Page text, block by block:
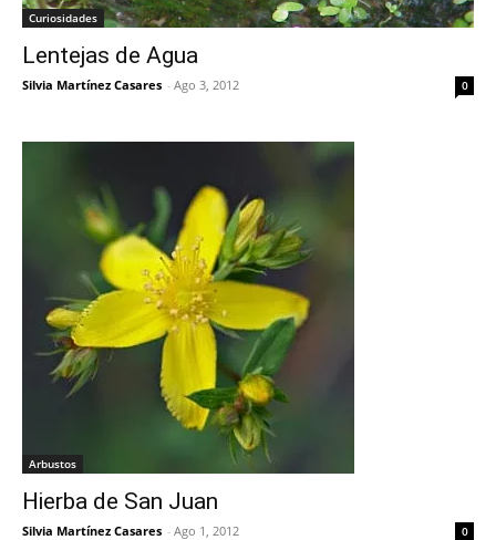
Curiosidades
Lentejas de Agua
Silvia Martínez Casares - Ago 3, 2012 0
Arbustos
Hierba de San Juan
Silvia Martínez Casares - Ago 1, 2012 0